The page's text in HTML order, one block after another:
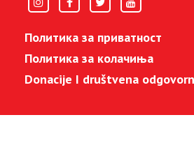
Политика за приватност
Политика за колачиња
Donacije I društvena